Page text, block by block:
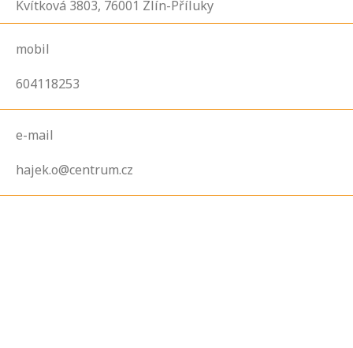
Kvítková 3803, 76001 Zlín-Příluky
mobil
604118253
e-mail
hajek.o@centrum.cz